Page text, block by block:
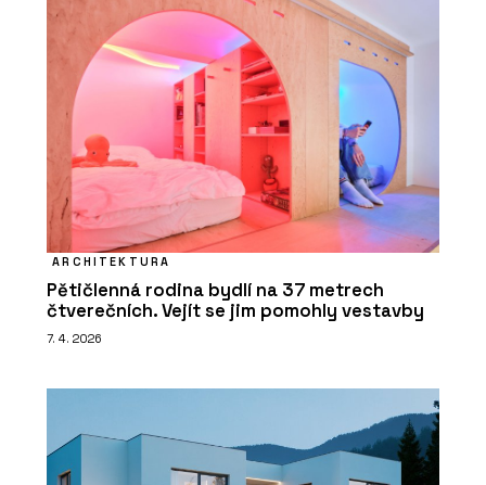
ARCHITEKTURA
Pětičlenná rodina bydlí na 37 metrech
čtverečních. Vejít se jim pomohly vestavby
7. 4. 2026